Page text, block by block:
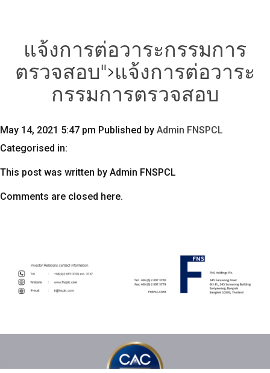
แจ้งการต่อวาระกรรมการ
ตรวจสอบ">แจ้งการต่อวาระ
กรรมการตรวจสอบ
May 14, 2021 5:47 pm Published by Admin FNSPCL
Categorised in:
This post was written by Admin FNSPCL
Comments are closed here.